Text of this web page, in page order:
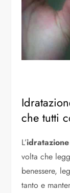
che tutti
L’idratazione
volta che
benessere,
tanto e